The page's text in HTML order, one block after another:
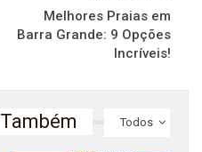
Melhores Praias em
Barra Grande: 9 Opções
Incríveis!
Todos